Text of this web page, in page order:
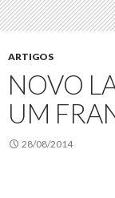
ARTIGOS
NOVO
UM
28/08/2014